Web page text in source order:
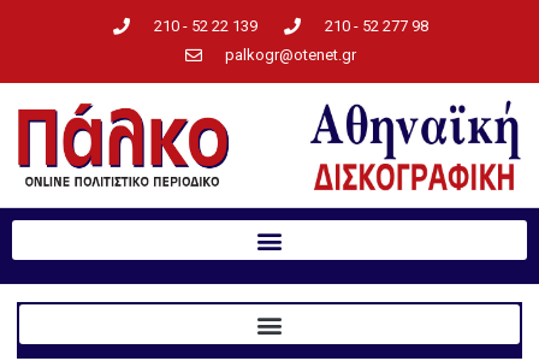
210 - 52 22 139
210 - 52 277 98
palkogr@otenet.gr